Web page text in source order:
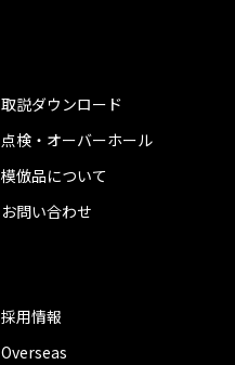
取説ダウンロード
点検・オーバーホール
模倣品について
お問い合わせ
採用情報
Overseas